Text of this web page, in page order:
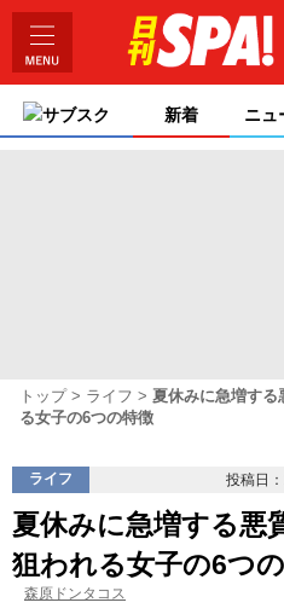
サブスク 新着 ニュ
トップ ライフ
夏休みに急増する
る女子の6つの特徴
ライフ 投稿日
夏休みに急増する悪
狙われる女子の6つ
森原ドンタコス